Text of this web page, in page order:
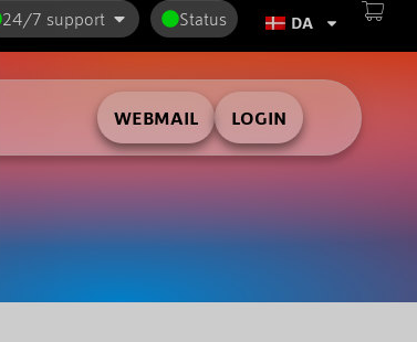
24/7 support Status DA
WEBMAIL LOGIN